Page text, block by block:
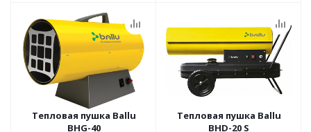
Тепловая пушка Ballu
BHG-40
Тепловая пушка Ballu
BHD-20 S